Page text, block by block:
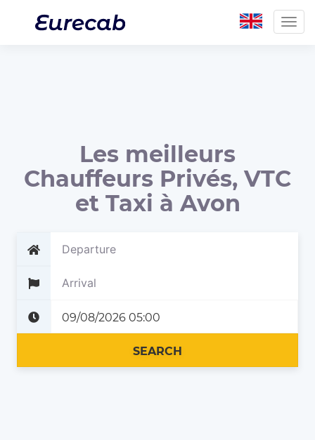
Les meilleurs
Chauffeurs Privés, VTC
et Taxi à Avon
SEARCH